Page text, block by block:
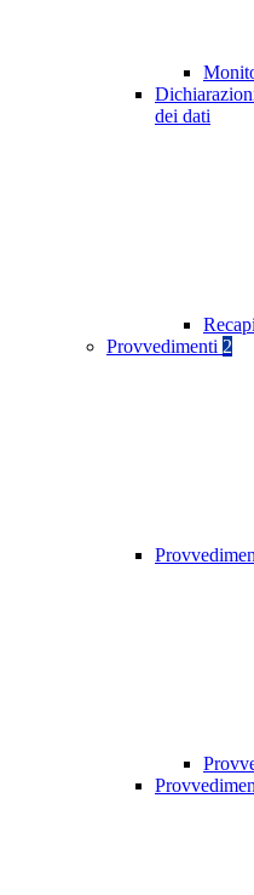
dei dati
Provvedimenti 2